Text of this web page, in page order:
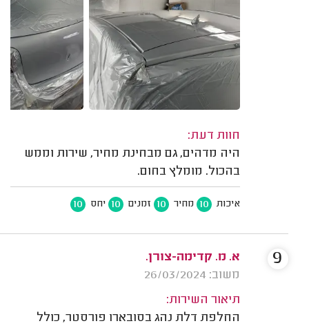
חוות דעת:
היה מדהים, גם מבחינת מחיר, שירות וממש
בהכול. מומלץ בחום.
איכות 10 מחיר 10 זמנים 10 יחס 10
א. מ. קדימה-צורן.
משוב: 26/03/2024
תיאור השירות:
החלפת דלת נהג בסובארו פורסטר, כולל
9